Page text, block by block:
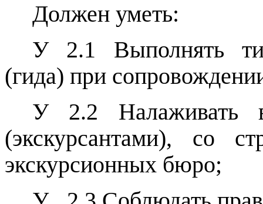
Должен уметь:
У 2.1 Выполнять
(гида) при
У 2.2 Налаживать
(экскурсантами), со
экскурсионных бюро;